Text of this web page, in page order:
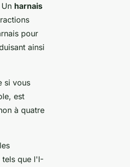
harnais
pour
ainsi
si vous
est
à quatre
tels que l'I-